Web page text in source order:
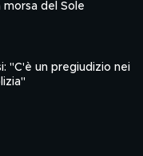
morsa del Sole
"C'è un pregiudizio nei